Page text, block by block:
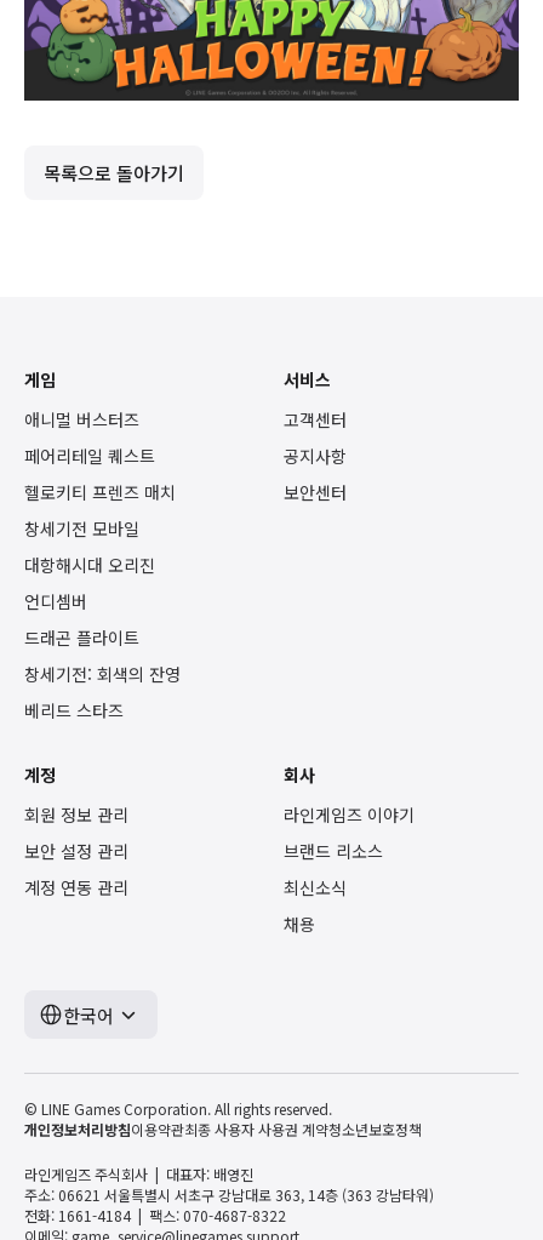
목록으로 돌아가기
게임
애니멀 버스터즈
페어리테일 퀘스트
헬로키티 프렌즈 매치
창세기전 모바일
대항해시대 오리진
언디셈버
드래곤 플라이트
창세기전: 회색의 잔영
베리드 스타즈
서비스
고객센터
공지사항
보안센터
계정
회원 정보 관리
보안 설정 관리
계정 연동 관리
회사
라인게임즈 이야기
브랜드 리소스
최신소식
채용
한국어
© LINE Games Corporation. All rights reserved.
개인정보처리방침이용약관최종 사용자 사용권 계약청소년보호정책
라인게임즈 주식회사
대표자: 배영진
주소: 06621 서울특별시 서초구 강남대로 363, 14층 (363 강남타워)
전화: 1661-4184
팩스: 070-4687-8322
이메일: game_service@linegames.support